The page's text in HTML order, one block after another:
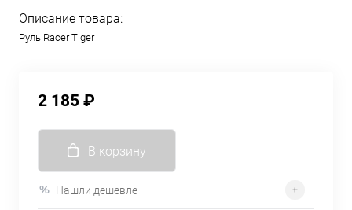
Описание товара:
Руль Racer Tiger
2 185 ₽
В корзину
Нашли дешевле